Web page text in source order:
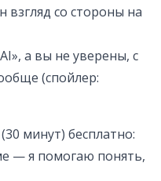
со стороны на
а вы не уверены, с
(спойлер:
минут) бесплатно:
— я помогаю понять,